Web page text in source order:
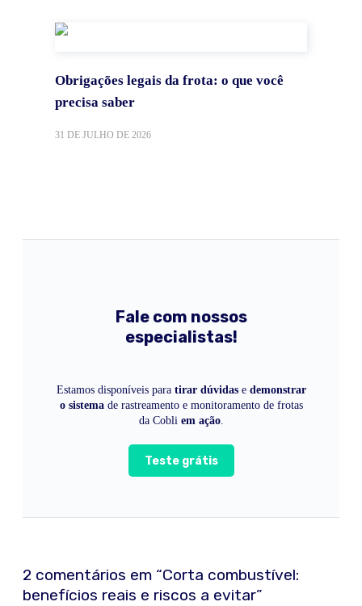
Obrigações legais da frota: o que você
precisa saber
31 DE JULHO DE 2026
Fale com nossos
especialistas!
Estamos disponíveis para tirar dúvidase demonstrar
o sistemade rastreamento e monitoramento de frotas
da Cobli em ação.
Teste grátis
2 comentários em “Corta combustível:
benefícios reais e riscos a evitar”